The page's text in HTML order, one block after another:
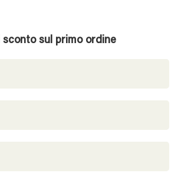
sconto sul primo ordine